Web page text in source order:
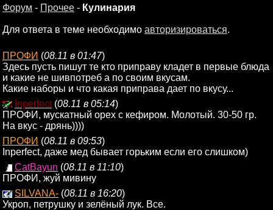
Форум - Прочее - Кулинария
Для ответа в теме необходимо авторизироваться.
ПРОФИ (08.11 в 01:47)
Здесь пусть пишут те кто приправу кладет в первые блюда
и какие не шивпотреб а по своим вкусам.
Какие наборы и что какая приправа дает по вкусу...
Inperfect(08.11 в 05:14)
ПРОФИ, мускатный орех с кефиром. Молотый. 30-50 гр.
На вкус - дрянь))))
ПРОФИ (08.11 в 09:53)
Inperfect, даже мед бывает горьким если его слишком)
CatBayun (08.11 в 11:10)
ПРОФИ, жуй мивину
SILVANA- (08.11 в 16:20)
Укроп, петрушку и зелёный лук. Все.